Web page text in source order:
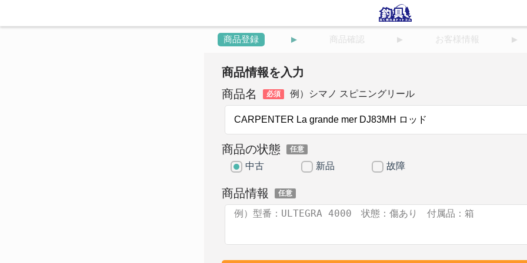
商品登録 商品確認 お客様情報
商品情報を入力
商品名
必須 例）シマノ スピニングリール
商品の状態 任意
中古 新品 故障
商品情報 任意